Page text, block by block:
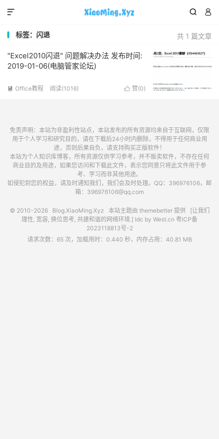
 

共 1 篇文章
标签：闪退
"Excel2010闪退" 问题解决办法 发布时间:
2019-01-06(电脑管家论坛)
 赞(0)
 Office教程 阅读(1016)
免责声明：本站为非盈利性站点，本站发布的所有资源均来自于互联网，仅限
用于个人学习和研究目的，请在下载后24小时内删除，不得用于任何商业用
途，否则后果自负，请支持购买正版软件！
本站为个人知识库博客，所有资源仅供学习参考，并不贩卖软件，不存在任何
商业目的及用途，如果您访问和下载此文件，表示您同意只将此文件用于参
考、学习而非其他用途。
如侵犯到您的权益，请及时通知我们，我们会及时处理。QQ：396976106，邮
箱：396976106@qq.com
© 2010-2026 Blog.XiaoMing.Xyz 本站主题由 themebetter提供 [让我们
理性, 宽容, 换位思考, 共建和谐的网络环境.] Idc by West.cn 粤ICP备
2023118813号-2
请求次数：65 次，加载用时：0.440 秒，内存占用：40.81 MB